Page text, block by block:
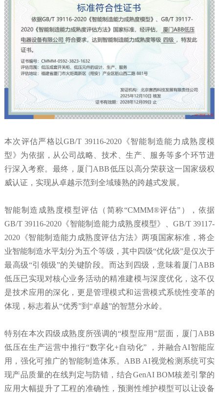
本次评估严格以GB/T 39116-2020《智能制造能力成熟度模
型》为依据，从公司战略、技术、生产、服务等多个环节进
行深入考察。最终，厦门ABB低压以高分荣获这一国家级权
威认证，实现从卓越示范到全域臻熟的跨越式发展。
智能制造成熟度模型评估（简称“CMMM®评估”），依据
GB/T 39116-2020《智能制造能力成熟度模型》、GB/T 39117-
2020《智能制造能力成熟度评估方法》两项国家标准，将企
业智能制造水平划分为五个等级，其中四级“优化级”是仅次于
最高级“引领级”的关键阶段。而达到四级，意味着厦门ABB
低压已实现对核心业务活动的精准建模与深度优化，这不仅
是技术应用的深化，更是管理模式和运营模式系统性变革的
体现，标志着从“优秀”到“卓越”的智慧分水岭。
特别在本次四级成熟度所强调的“模型应用”层面，厦门ABB
低压在生产运营中推行“数字化+自动化” ，并融合AI智能应
用，强化可推广的智能制造体系。ABB AI视觉检测系统可实
现产品质量的在线判定与防错，结合GenAI BOM核差引擎的
应用大幅提升了工程的准确性，预测性维护模型可以让设备